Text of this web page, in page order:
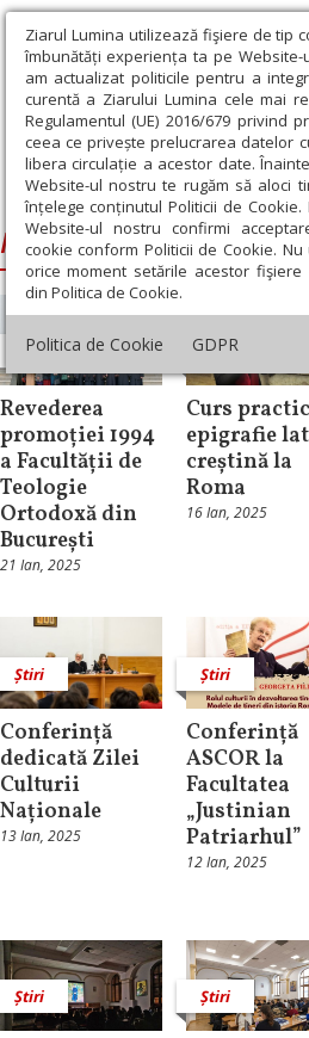
Ziarul Lumina utilizează fişiere de tip
îmbunătăți experiența ta pe Website-
am actualizat politicile pentru a
curentă a Ziarului Lumina cele mai
Regulamentul (UE) 2016/679 privind
ceea ce privește prelucrarea datelor
libera circulație a acestor date.
Website-ul nostru te rugăm să aloci
înțelege conținutul Politicii de
Website-ul nostru confirmi
cookie conform Politicii de Cookie.
orice moment setările acestor
din Politica de Cookie.
Politica de Cookie GDPR
Ziarul Lumina › Facultatea de
Facultatea de Teologie
Știri
Revederea
promoției 1994
a Facultății de
Teologie
Ortodoxă din
București
21 Ian, 2025
Știri
Curs
epigrafie
creștină la
Roma
16 Ian, 2025
Știri
Conferință
dedicată Zilei
Culturii
Naționale
13 Ian, 2025
Știri
Conferință
ASCOR la
Facultatea
„Justinian
Patriarhul”
12 Ian, 2025
Știri Știri